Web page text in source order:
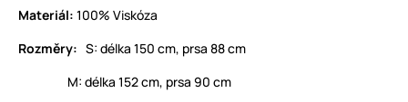
Materiál: 100% Viskóza
Rozměry: S: délka 150 cm, prsa 88 cm
M: délka 152 cm, prsa 90 cm